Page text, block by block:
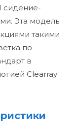
сидение-
Эта модель
такими
по
в
Clearray